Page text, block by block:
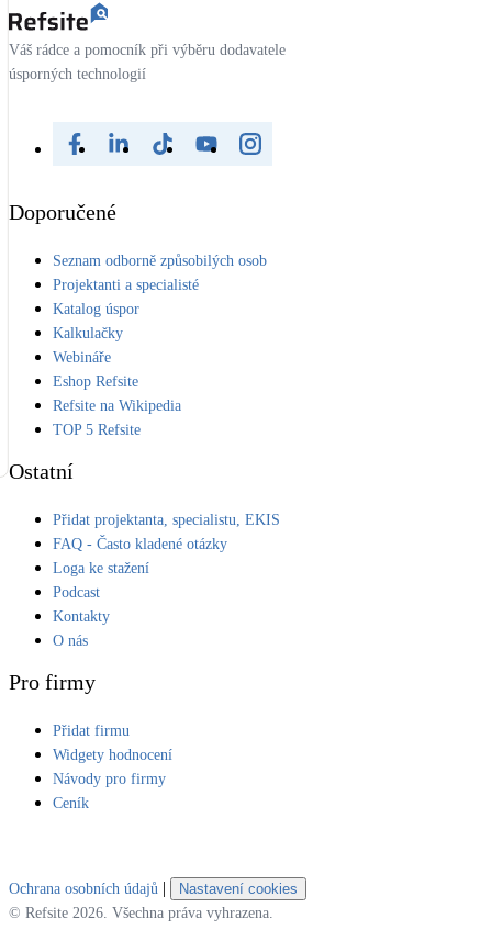
Váš rádce a pomocník při výběru dodavatele
úsporných technologií
Doporučené
Seznam odborně způsobilých osob
Projektanti a specialisté
Katalog úspor
Kalkulačky
Webináře
Eshop Refsite
Refsite na Wikipedia
TOP 5 Refsite
Ostatní
Přidat projektanta, specialistu, EKIS
FAQ - Často kladené otázky
Loga ke stažení
Podcast
Kontakty
O nás
Pro firmy
Přidat firmu
Widgety hodnocení
Návody pro firmy
Ceník
Ochrana osobních údajů |
Nastavení cookies
© Refsite 2026. Všechna práva vyhrazena.